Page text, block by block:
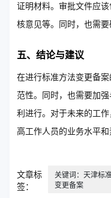
证明材料。审批文件应
核意见等。同时，也需要
五、结论与建议
在进行标准方法变更备
范性。同时，也需要加
利进行。对于未来的工
高工作人员的业务水平和
文章标
签：
关键词：天津标
变更备案